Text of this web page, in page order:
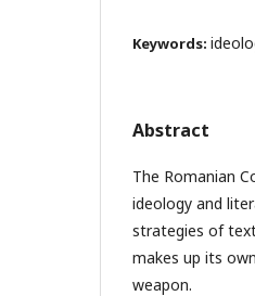
Keywords:
Abstract
The Romanian
ideology and
strategies of
makes up its
weapon.